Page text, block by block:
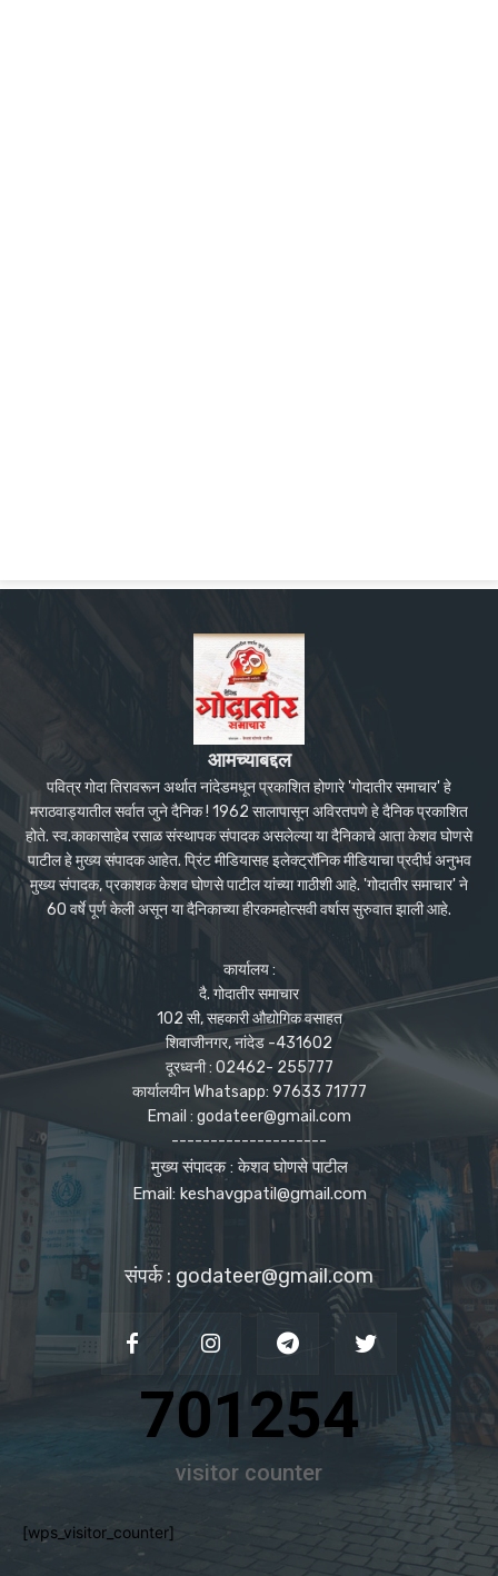
आमच्याबद्दल
पवित्र गोदा तिरावरून अर्थात नांदेडमधून प्रकाशित होणारे 'गोदातीर समाचार' हे
मराठवाड्यातील सर्वात जुने दैनिक ! 1962 सालापासून अविरतपणे हे दैनिक प्रकाशित
होते. स्व.काकासाहेब रसाळ संस्थापक संपादक असलेल्या या दैनिकाचे आता केशव घोणसे
पाटील हे मुख्य संपादक आहेत. प्रिंट मीडियासह इलेक्ट्रॉनिक मीडियाचा प्रदीर्घ अनुभव
मुख्य संपादक, प्रकाशक केशव घोणसे पाटील यांच्या गाठीशी आहे. 'गोदातीर समाचार' ने
60 वर्षे पूर्ण केली असून या दैनिकाच्या हीरकमहोत्सवी वर्षास सुरुवात झाली आहे.
कार्यालय :
दै. गोदातीर समाचार
102 सी, सहकारी औद्योगिक वसाहत
शिवाजीनगर, नांदेड -431602
दूरध्वनी : 02462- 255777
कार्यालयीन Whatsapp: 97633 71777
Email : godateer@gmail.com
--------------------
मुख्य संपादक : केशव घोणसे पाटील
Email: keshavgpatil@gmail.com
संपर्क : godateer@gmail.com
701254
visitor counter
[wps_visitor_counter]